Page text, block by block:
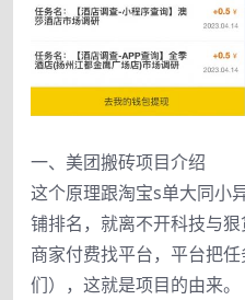
一、美团搬砖项目介绍
这个原理跟淘宝s单大同小
铺排名，就离不开科技与狠
商家付费找平台，平台把
们），这就是项目的由来。